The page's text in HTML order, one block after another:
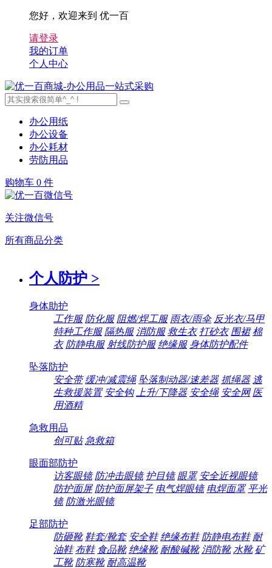
您好，欢迎来到 优一百
请登录
我的订单
个人中心
办公用纸
办公设备
办公耗材
劳防用品
购物车 0 件
关注微信号
所有商品分类
个人防护 >
身体助护
工作服 防化服 阻燃/焊工服 雨衣/雨伞 反光衣/马甲
特种工作服 隔热服 消防服 救生衣 打砂衣 围裙 棉
衣 防静电服 射线防护服 绝缘服 身体防护配件
坠落防护
安全带 缓冲/减震绳 坠落制动器/速差器 抓绳器 逃
生救援装置 安全钩 上升/下降器 安全绳 安全网 医
用酒精
急救用品
创可贴 急救箱
眼面部防护
访客眼镜 防冲击眼镜 护目镜 眼罩 安全近视眼镜
防护面屏 防护面屏架子 电气焊眼镜 电焊面罩 平光
镜 防激光眼镜
足部防护
防砸靴 鞋套/靴套 安全鞋 绝缘布鞋 防静电布鞋 耐
油鞋 布鞋 食品靴 绝缘靴 耐酸碱靴 消防靴 水靴 矿
工靴 防寒靴 耐高温靴